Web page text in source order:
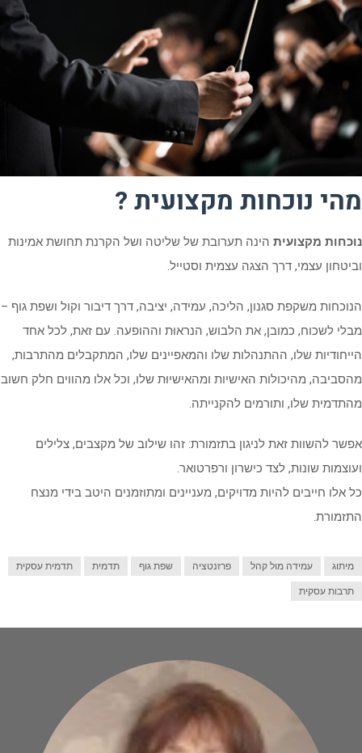
מהי נוכחות מקצועית ?
נוכחות מקצועית הינה תערובת של שליטה ושל הקרנת תחושת אמינות
וביטחון עצמי, דרך הצגה עצמית וסטייל.
הנוכחות משקפת סגנון, הליכה, עמידה, יציבה, דרך דיבור וקול ושפת גוף –
מבלי לשכוח, כמובן, את הלבוש, הנראוּת וההופעה. עם זאת, לכל אחד
הייחודיות שלו, ההתנהלות שלו והמאפיינים שלו, המתקבלים מהתרבות,
מהסביבה, מהיכולות האישיות ומהאישיוּת שלו, וכל אלו מהווים חלק חשוב
מהתדמית שלו, ותורמים להקנייתה.
אפשר להשוות זאת לניגון בתזמורת: זהו שילוב של מקצבים, צלילים
ועוצמות שונות, לצד כישרון ורפרטואר.
כל אלו חייבים להיות מדויקים, מעניינים ומתוזמנים היטב בידי מנצח
התזמורת.
מיתוג עמידה מול קהל פרזנטציה שפת גוף תדמית תדמית עסקית
תרבות עסקית